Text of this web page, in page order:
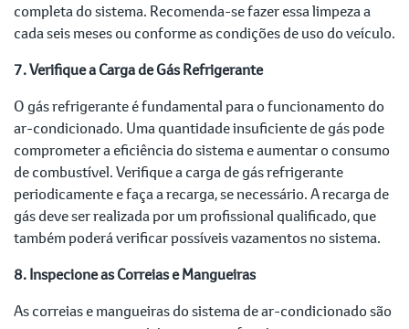
completa do sistema. Recomenda-se fazer essa limpeza a
cada seis meses ou conforme as condições de uso do veículo.
7. Verifique a Carga de Gás Refrigerante
O gás refrigerante é fundamental para o funcionamento do
ar-condicionado. Uma quantidade insuficiente de gás pode
comprometer a eficiência do sistema e aumentar o consumo
de combustível. Verifique a carga de gás refrigerante
periodicamente e faça a recarga, se necessário. A recarga de
gás deve ser realizada por um profissional qualificado, que
também poderá verificar possíveis vazamentos no sistema.
8. Inspecione as Correias e Mangueiras
As correias e mangueiras do sistema de ar-condicionado são